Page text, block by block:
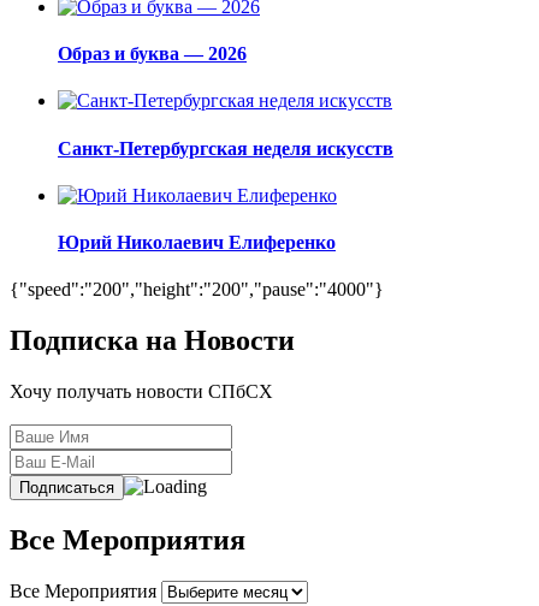
Образ и буква — 2026
Санкт-Петербургская неделя искусств
Юрий Николаевич Елиференко
{"speed":"200","height":"200","pause":"4000"}
Подписка на Новости
Хочу получать новости СПбСХ
Все Мероприятия
Все Мероприятия